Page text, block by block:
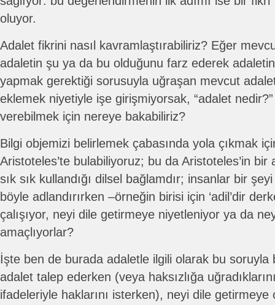
oluyor.
Adalet fikrini nasıl kavramlaştırabiliriz? Eğer
adaletin şu ya da bu olduğunu farz ederek
yapmak gerektiği sorusuyla uğraşan mevcut
eklemek niyetiyle işe girişmiyorsak, “adalet
verebilmek için nereye bakabiliriz?
Bilgi objemizi belirlemek çabasında yola çıkmak
Aristoteles’te bulabiliyoruz; bu da Aristoteles’in bir
sık sık kullandığı dilsel bağlamdır; insanlar bir
böyle adlandırırken –örneğin birisi için ‘adil’dir
çalışıyor, neyi dile getirmeye niyetleniyor ya da
amaçlıyorlar?
İşte ben de burada adaletle ilgili olarak bu soruyla
adalet talep ederken (veya haksızlığa
ifadeleriyle haklarını isterken), neyi dile getirmeye